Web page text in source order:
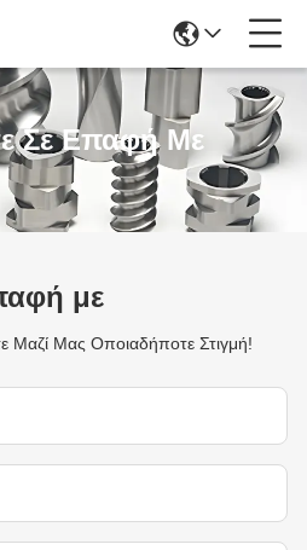
Σε Επαφή Με
με
Μαζί Μας Οποιαδήποτε Στιγμή!